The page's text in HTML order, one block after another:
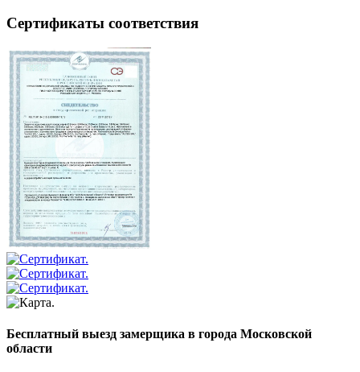
Сертификаты соответствия
Бесплатный выезд замерщика в города Московской
области